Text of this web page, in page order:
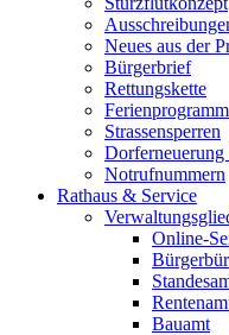
Neues aus der
Bürgerbrief
Rettungskette
Ferienprogramm
Strassensperren
Notrufnummern
Rathaus & Service
Online-
Bauamt